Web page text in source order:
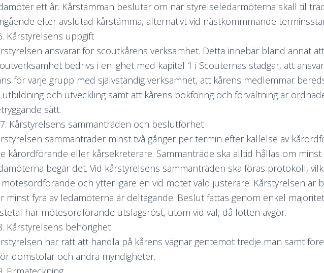
ett år. Kårstämman beslutar om när styrelseledarmöterna skall
efter avslutad kårstämma, alternativt vid nästkommmande
Kårstyrelsens uppgift
ansvarar för scoutkårens verksamhet. Detta innebär bland annat att
bedrivs i enlighet med kapitel 1 i Scouternas stadgar, att
för varje grupp med självständig verksamhet, att kårens medlemmar
och utveckling samt att kårens bokföring och förvaltning är
sätt.
Kårstyrelsens sammanträden och beslutförhet
sammanträder minst två gånger per termin efter kallelse av
kårordförande eller kårsekreterare. Sammanträde ska alltid hållas om minst
begär det. Vid kårstyrelsens sammanträden ska föras protokoll,
mötesordförande och ytterligare en vid mötet vald justerare. Kårstyrelsen är
minst fyra av ledamöterna är deltagande. Beslut fattas genom enkel
har mötesordförande utslagsröst, utom vid val, då lotten avgör.
Kårstyrelsens behörighet
har rätt att handla på kårens vägnar gentemot tredje man samt
domstolar och andra myndigheter.